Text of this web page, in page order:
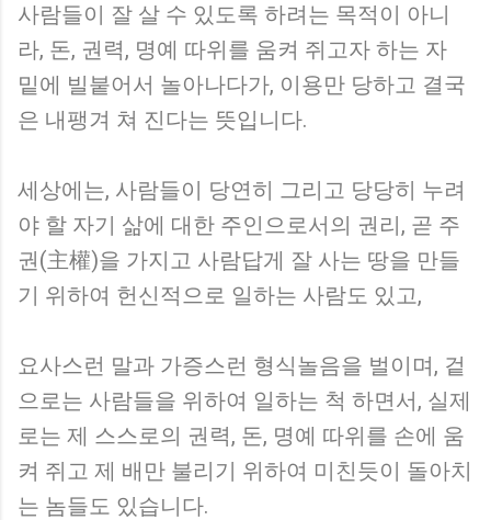
사람들이 잘 살 수 있도록 하려는 목적이 아니
라, 돈, 권력, 명예 따위를 움켜 쥐고자 하는 자
밑에 빌붙어서 놀아나다가, 이용만 당하고 결국
은 내팽겨 쳐 진다는 뜻입니다.
세상에는, 사람들이 당연히 그리고 당당히 누려
야 할 자기 삶에 대한 주인으로서의 권리, 곧 주
권(主權)을 가지고 사람답게 잘 사는 땅을 만들
기 위하여 헌신적으로 일하는 사람도 있고,
요사스런 말과 가증스런 형식놀음을 벌이며, 겉
으로는 사람들을 위하여 일하는 척 하면서, 실제
로는 제 스스로의 권력, 돈, 명예 따위를 손에 움
켜 쥐고 제 배만 불리기 위하여 미친듯이 돌아치
는 놈들도 있습니다.